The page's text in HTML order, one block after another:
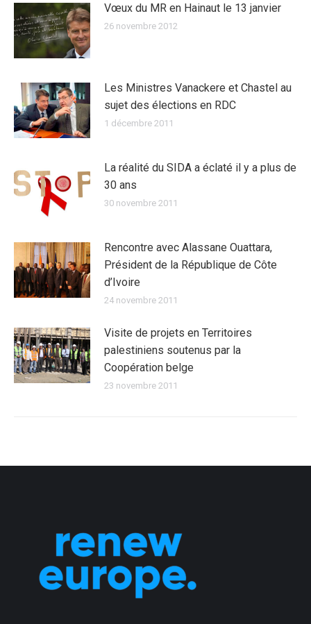
Vœux du MR en Hainaut le 13 janvier
26 novembre 2012
Les Ministres Vanackere et Chastel au
sujet des élections en RDC
1 décembre 2011
La réalité du SIDA a éclaté il y a plus de
30 ans
30 novembre 2011
Rencontre avec Alassane Ouattara,
Président de la République de Côte
d’Ivoire
24 novembre 2011
Visite de projets en Territoires
palestiniens soutenus par la
Coopération belge
23 novembre 2011